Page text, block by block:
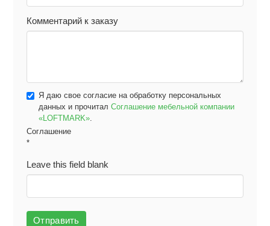
Комментарий к заказу
Я даю свое согласие на обработку персональных
данных и прочитал Соглашение мебельной компании
«LOFTMARK»
Соглашение
*
Leave this field blank
Отправить